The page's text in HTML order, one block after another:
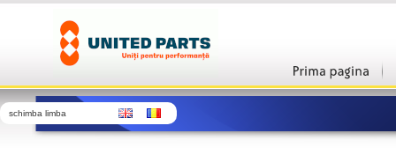
schimba limba